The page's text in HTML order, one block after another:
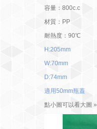
容量：800c.c
材質：PP
耐熱度：90℃
H:205mm
W:70mm
D:74mm
適用50mm瓶蓋
點小圖可以看大圖 »